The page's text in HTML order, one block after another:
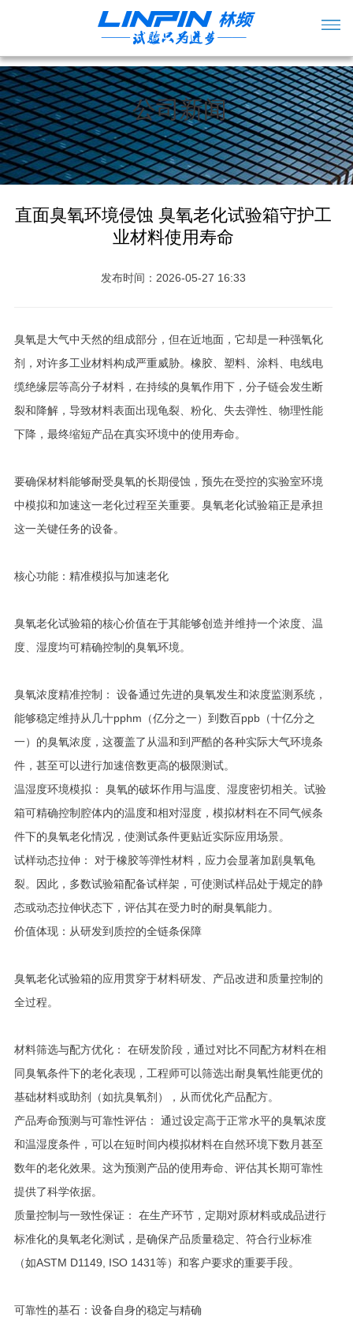
公司新闻
直面臭氧环境侵蚀 臭氧老化试验箱守护工
业材料使用寿命
发布时间：2026-05-27 16:33
臭氧是大气中天然的组成部分，但在近地面，它却是一种强氧化
剂，对许多工业材料构成严重威胁。橡胶、塑料、涂料、电线电
缆绝缘层等高分子材料，在持续的臭氧作用下，分子链会发生断
裂和降解，导致材料表面出现龟裂、粉化、失去弹性、物理性能
下降，最终缩短产品在真实环境中的使用寿命。
要确保材料能够耐受臭氧的长期侵蚀，预先在受控的实验室环境
中模拟和加速这一老化过程至关重要。臭氧老化试验箱正是承担
这一关键任务的设备。
核心功能：精准模拟与加速老化
臭氧老化试验箱的核心价值在于其能够创造并维持一个浓度、温
度、湿度均可精确控制的臭氧环境。
臭氧浓度精准控制： 设备通过先进的臭氧发生和浓度监测系统，
能够稳定维持从几十pphm（亿分之一）到数百ppb（十亿分之
一）的臭氧浓度，这覆盖了从温和到严酷的各种实际大气环境条
件，甚至可以进行加速倍数更高的极限测试。
温湿度环境模拟： 臭氧的破坏作用与温度、湿度密切相关。试验
箱可精确控制腔体内的温度和相对湿度，模拟材料在不同气候条
件下的臭氧老化情况，使测试条件更贴近实际应用场景。
试样动态拉伸： 对于橡胶等弹性材料，应力会显著加剧臭氧龟
裂。因此，多数试验箱配备试样架，可使测试样品处于规定的静
态或动态拉伸状态下，评估其在受力时的耐臭氧能力。
价值体现：从研发到质控的全链条保障
臭氧老化试验箱的应用贯穿于材料研发、产品改进和质量控制的
全过程。
材料筛选与配方优化： 在研发阶段，通过对比不同配方材料在相
同臭氧条件下的老化表现，工程师可以筛选出耐臭氧性能更优的
基础材料或助剂（如抗臭氧剂），从而优化产品配方。
产品寿命预测与可靠性评估： 通过设定高于正常水平的臭氧浓度
和温湿度条件，可以在短时间内模拟材料在自然环境下数月甚至
数年的老化效果。这为预测产品的使用寿命、评估其长期可靠性
提供了科学依据。
质量控制与一致性保证： 在生产环节，定期对原材料或成品进行
标准化的臭氧老化测试，是确保产品质量稳定、符合行业标准
（如ASTM D1149, ISO 1431等）和客户要求的重要手段。
可靠性的基石：设备自身的稳定与精确